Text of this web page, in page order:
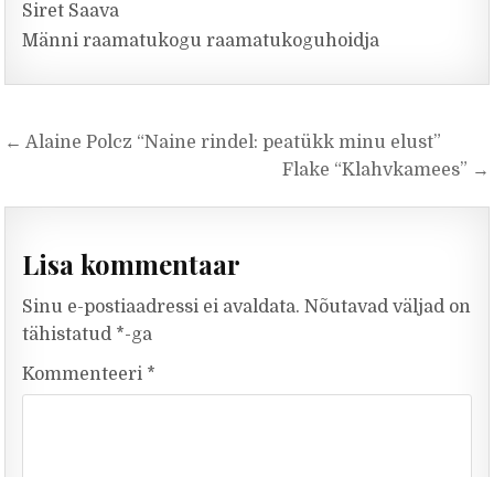
Siret Saava
Männi raamatukogu raamatukoguhoidja
Navigeerimine
← Alaine Polcz “Naine rindel: peatükk minu elust”
Flake “Klahvkamees” →
Lisa kommentaar
Sinu e-postiaadressi ei avaldata. Nõutavad väljad on
tähistatud *-ga
Kommenteeri *